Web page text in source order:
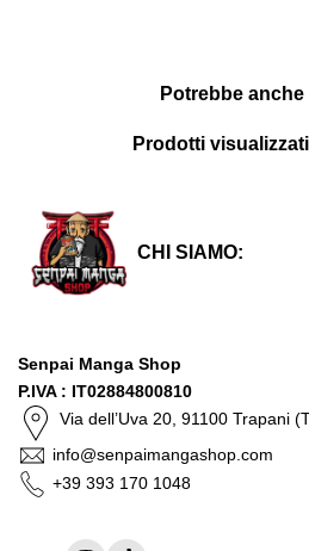
Potrebbe
Prodotti
CHI SIAMO:
Senpai Manga Shop
P.IVA : IT02884800810
Via dell’Uva 20, 91100 Trapani
info@senpaimangashop.com
+39 393 170 1048